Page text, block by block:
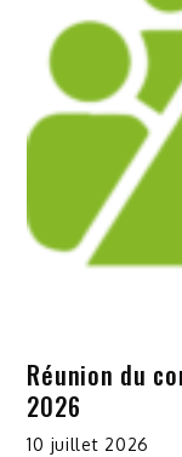
Réunion du
2026
10 juillet 2026